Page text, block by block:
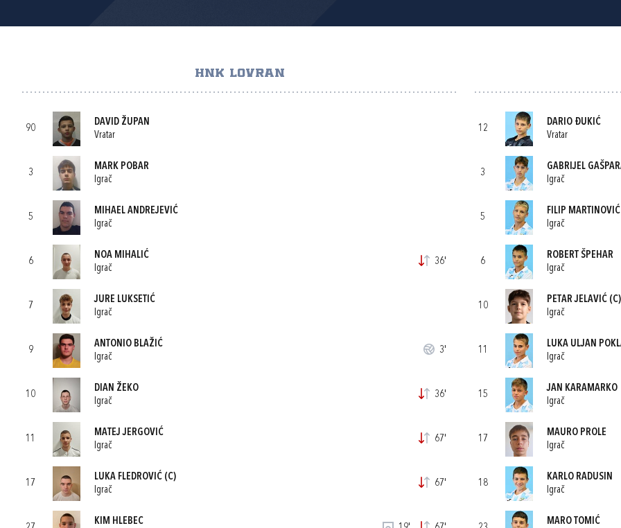
HNK LOVRAN
90
DAVID ŽUPAN
Vratar
3
MARK POBAR
Igrač
5
MIHAEL ANDREJEVIĆ
Igrač
6
NOA MIHALIĆ
Igrač
36'
7
JURE LUKSETIĆ
Igrač
9
ANTONIO BLAŽIĆ
Igrač
3'
10
DIAN ŽEKO
Igrač
36'
11
MATEJ JERGOVIĆ
Igrač
67'
17
LUKA FLEDROVIĆ (C)
Igrač
67'
KIM HLEBEC
12
DARIO ĐUKIĆ
Vratar
3
GABRIJEL
Igrač
5
FILIP MARTINOVIĆ
Igrač
6
ROBERT ŠPEHAR
Igrač
10
PETAR JELAVIĆ(C)
Igrač
11
LUKA ULJAN
Igrač
15
JAN KARAMARKO
Igrač
17
MAURO PROLE
Igrač
18
KARLO RADUSIN
Igrač
MARO TOMIĆ